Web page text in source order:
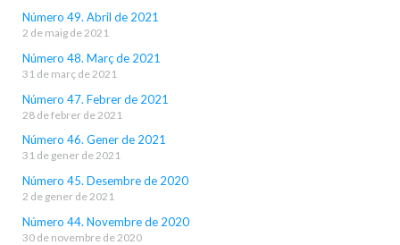
Número 49. Abril de 2021
2 de maig de 2021
Número 48. Març de 2021
31 de març de 2021
Número 47. Febrer de 2021
28 de febrer de 2021
Número 46. Gener de 2021
31 de gener de 2021
Número 45. Desembre de 2020
2 de gener de 2021
Número 44. Novembre de 2020
30 de novembre de 2020